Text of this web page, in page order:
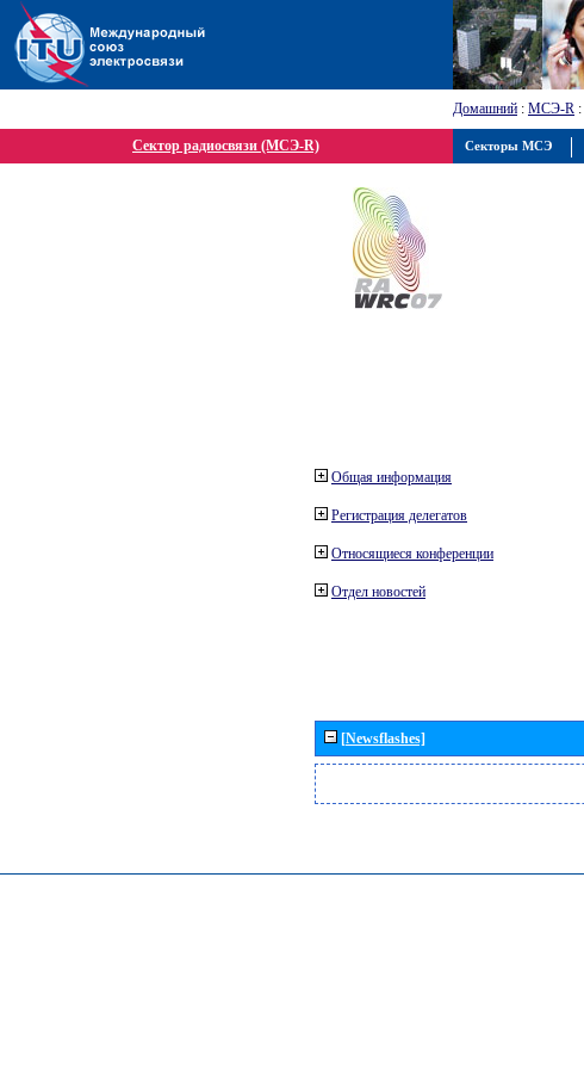
Домашний : МСЭ-R :
Сектор радиосвязи (МСЭ-R)
Общая информация
Регистрация делегатов
Относящиеся конференции
Отдел новостей
[Newsflashes]
Секторы МСЭ